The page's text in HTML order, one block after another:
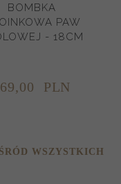
BOMBKA
PAW
- 18CM
00 PLN
WSZYSTKICH